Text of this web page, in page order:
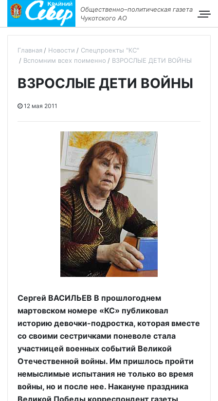
Общественно–политическая газета
Чукотского АО
Главная Новости
Спецпроекты "КС"
Вспомним всех поименно
ВЗРОСЛЫЕ ДЕТИ ВОЙНЫ
ВЗРОСЛЫЕ ДЕТИ ВОЙНЫ
12 мая 2011
Сергей ВАСИЛЬЕВ В прошлогоднем
мартовском номере «КС» публиковал
историю девочки-подростка, которая вместе
со своими сестричками поневоле стала
участницей военных событий Великой
Отечественной войны. Им пришлось пройти
немыслимые испытания не только во время
войны, но и после нее. Накануне праздника
Великой Победы корреспондент газеты